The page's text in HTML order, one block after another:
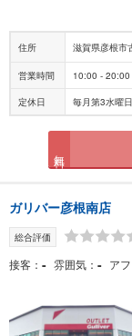
住所 滋賀県彦根市
営業時間 10:00 - 20:00
定休日 毎月第3水曜
ガリバー彦根南店
総合評価
接客 - 雰囲気 - ア